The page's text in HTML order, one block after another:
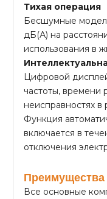
Тихая операция
Бесшумные
дБ(А) на
использования в
Цифровой
частоты, времени
неисправностях
Функция
включается в
отключения
Преимущества
Все основные